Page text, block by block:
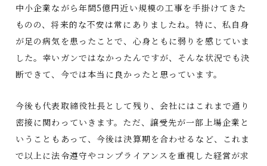
中小企業ながら年間5億円近い規模の工事を手掛けてきた
ものの、将来的な不安は常にありましたね。特に、私自身
が足の病気を患ったことで、心身ともに弱りを感じていま
した。幸いガンではなかったんですが、そんな状況でも決
断できて、今では本当に良かったと思っています。
今後も代表取締役社長として残り、会社にはこれまで通り
密接に関わっていきます。ただ、譲受先が一部上場企業と
いうこともあって、今後は決算期を合わせるなど、これま
で以上に法令遵守やコンプライアンスを重視した経営が求